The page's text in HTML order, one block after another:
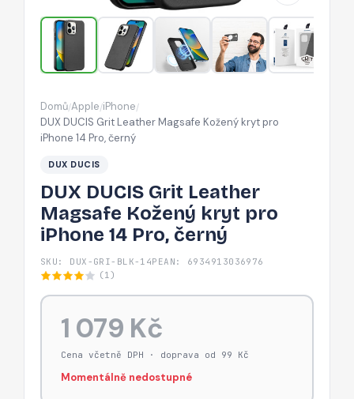
kryt
pro
iPhone
14
černý
Domů/Apple/iPhone/
DUX DUCIS Grit Leather Magsafe Kožený kryt pro
iPhone 14 Pro, černý
DUX DUCIS
DUX DUCIS Grit Leather
Magsafe Kožený kryt pro
iPhone 14 Pro, černý
SKU: DUX-GRI-BLK-14P EAN: 6934913036976
(1)
1 079 Kč
Cena včetně DPH · doprava od 99 Kč
Momentálně nedostupné